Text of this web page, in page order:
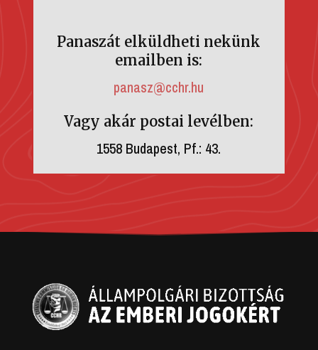
Panaszát elküldheti nekünk
emailben is:
panasz@cchr.hu
Vagy akár postai levélben:
1558 Budapest, Pf.: 43.